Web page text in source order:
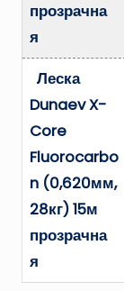
прозрачна
я
Леска
Dunaev X-
Core
Fluorocarbo
n (0,620мм,
28кг) 15м
прозрачна
я